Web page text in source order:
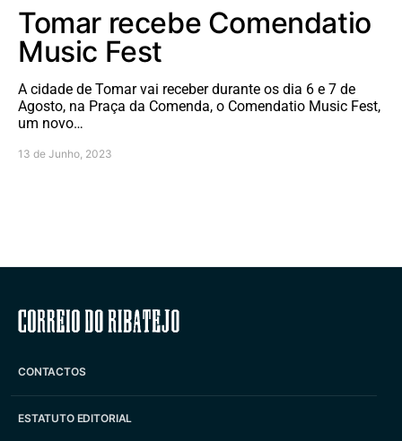
Tomar recebe Comendatio
Music Fest
A cidade de Tomar vai receber durante os dia 6 e 7 de
Agosto, na Praça da Comenda, o Comendatio Music Fest,
um novo…
13 de Junho, 2023
Correio do Ribatejo
CONTACTOS
ESTATUTO EDITORIAL